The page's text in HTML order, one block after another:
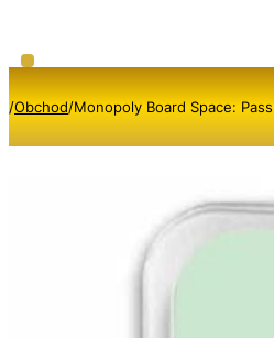
/Obchod/Monopoly Board Space: